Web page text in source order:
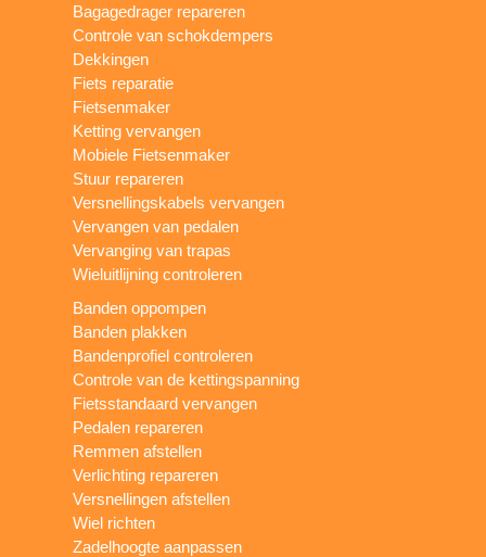
Bagagedrager repareren
Controle van schokdempers
Dekkingen
Fiets reparatie
Fietsenmaker
Ketting vervangen
Mobiele Fietsenmaker
Stuur repareren
Versnellingskabels vervangen
Vervangen van pedalen
Vervanging van trapas
Wieluitlijning controleren
Banden oppompen
Banden plakken
Bandenprofiel controleren
Controle van de kettingspanning
Fietsstandaard vervangen
Pedalen repareren
Remmen afstellen
Verlichting repareren
Versnellingen afstellen
Wiel richten
Zadelhoogte aanpassen